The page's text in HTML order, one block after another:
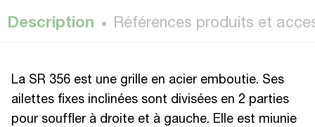
Description Références produits et
La SR 356 est une grille en acier emboutie. Ses
ailettes fixes inclinées sont divisées en 2 parties
pour souffler à droite et à gauche. Elle est miunie